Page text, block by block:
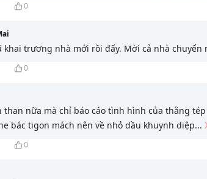
0
khai trương nhà mới rồi đấy. Mời cả nhà chuyển
0
than nữa mà chỉ báo cáo tình hình của thằng
bác tigon mách nên về nhỏ dầu khuynh diệp...
0